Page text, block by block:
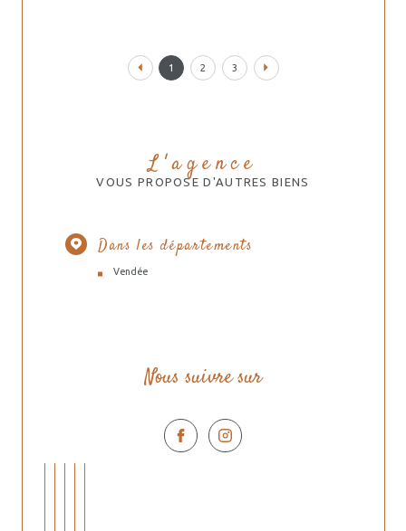
1 2 3
L'agence
VOUS PROPOSE D'AUTRES BIENS
Dans les départements
Vendée
Nous suivre sur